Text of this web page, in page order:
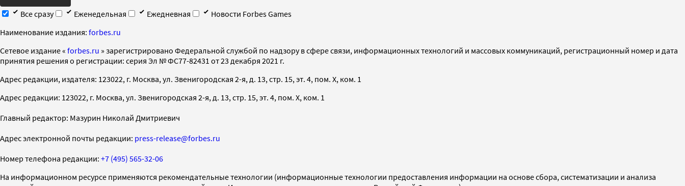
Все сразу
Еженедельная Ежедневная
Новости Forbes Games
Наименование издания: forbes.ru
Cетевое издание « forbes.ru » зарегистрировано Федеральной службой по надзору в сфере связи, информационных технологий и массовых коммуникаций, регистрационный номер и дата
принятия решения о регистрации: серия Эл № ФС77-82431 от 23 декабря 2021 г.
Адрес редакции, издателя: 123022, г. Москва, ул. Звенигородская 2-я, д. 13, стр. 15, эт. 4, пом. X, ком. 1
Адрес редакции: 123022, г. Москва, ул. Звенигородская 2-я, д. 13, стр. 15, эт. 4, пом. X, ком. 1
Главный редактор: Мазурин Николай Дмитриевич
Адрес электронной почты редакции: press-release@forbes.ru
Номер телефона редакции: +7 (495) 565-32-06
На информационном ресурсе применяются рекомендательные технологии (информационные технологии предоставления информации на основе сбора, систематизации и анализа